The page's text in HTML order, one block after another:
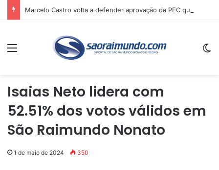
Menu
Isaias Neto lidera com
52.51% dos votos válidos em
São Raimundo Nonato
1 de maio de 2024 350